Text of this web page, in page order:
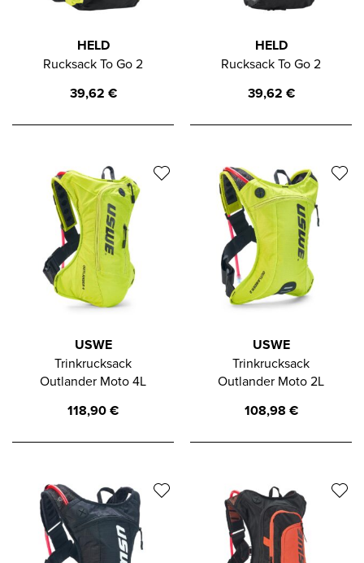
HELD
Rucksack To Go 2
39,62 €
HELD
Rucksack To Go 2
39,62 €
USWE
Trinkrucksack
Outlander Moto 4L
118,90€
USWE
Trinkrucksack
Outlander Moto 2L
108,98 €